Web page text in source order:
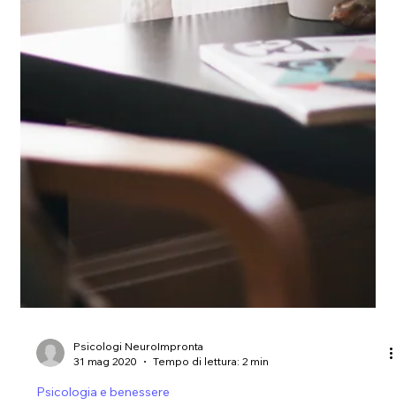
Psicologi NeuroImpronta
Tempo di lettura: 2 min
Psicologia e benessere
Esercizi anche per i nonni! 10°
settimana!
Ecco a voi il diario settimanale per la 10° settimana di
allenamento mentale! Continua il nostro allenamento anche
nella fase 3!